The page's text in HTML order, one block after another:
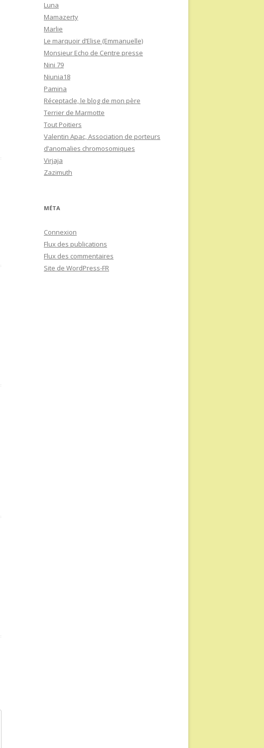
Luna
Mamazerty
Marlie
Le marquoir d’Elise (Emmanuelle)
Monsieur Echo de Centre presse
Nini 79
Niunia18
Pamina
Réceptacle, le blog de mon père
Terrier de Marmotte
Tout Poitiers
Valentin Apac, Association de porteurs
d’anomalies chromosomiques
Virjaja
Zazimuth
MÉTA
Connexion
Flux des publications
Flux des commentaires
Site de WordPress-FR